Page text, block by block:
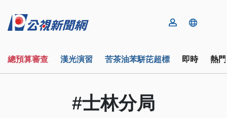
總預算審查 漢光演習 苦茶油苯駢芘超標 即時 熱
#士林分局